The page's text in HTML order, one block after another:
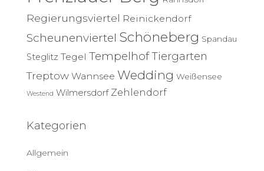
Regierungsviertel Reinickendorf
Scheunenviertel Schöneberg Spandau
Steglitz Tegel TempelhofTiergarten
Treptow Wannsee Wedding Weißensee
Westend Wilmersdorf Zehlendorf
Kategorien
Allgemein